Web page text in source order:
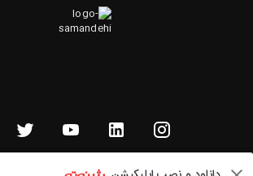
تمامی حقوق این وبسایت متعلق به